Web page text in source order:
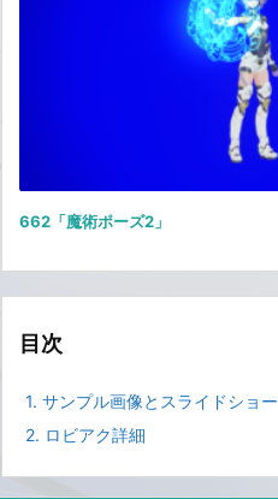
662「魔術ポーズ2」
目次
1. サンプル画像とスライドショー
2. ロビアク詳細